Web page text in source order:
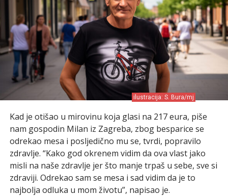
ilustracija: S. Bura/mj
Kad je otišao u mirovinu koja glasi na 217 eura, piše
nam gospodin Milan iz Zagreba, zbog besparice se
odrekao mesa i posljedično mu se, tvrdi, popravilo
zdravlje. “Kako god okrenem vidim da ova vlast jako
misli na naše zdravlje jer što manje trpaš u sebe, sve si
zdraviji. Odrekao sam se mesa i sad vidim da je to
najbolja odluka u mom životu”, napisao je.